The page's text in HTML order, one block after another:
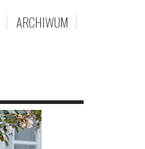
ARCHIWUM